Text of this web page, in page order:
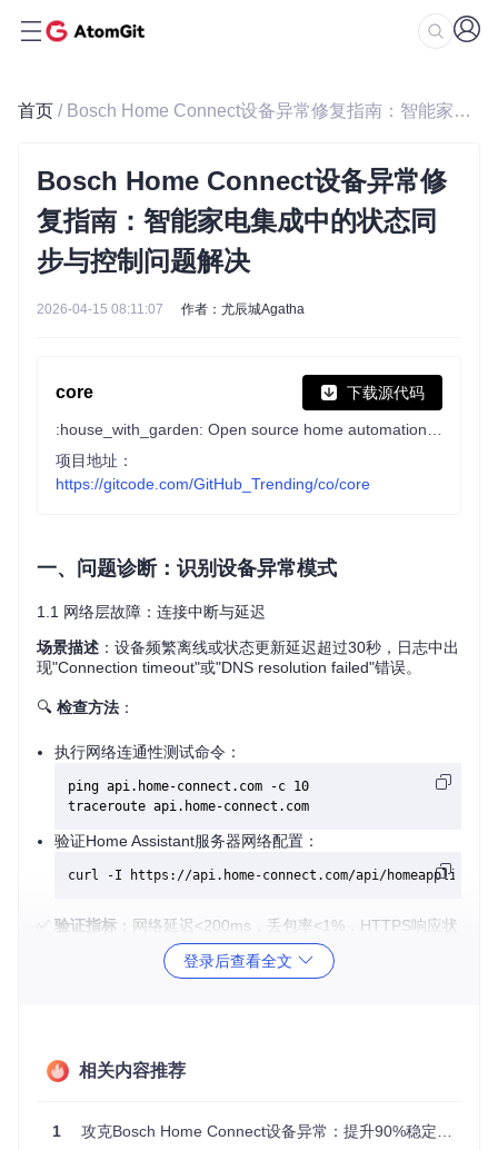
首页 / Bosch Home Connect设备异常修复指南：智能家电集成中的状态同步与控制问题解决
Bosch Home Connect设备异常修
复指南：智能家电集成中的状态同
步与控制问题解决
2026-04-15 08:11:07 作者：尤辰城Agatha
core 下载源代码
项目地址：
https://gitcode.com/GitHub_Trending/co/core
一、问题诊断：识别设备异常模式
1.1 网络层故障：连接中断与延迟
场景描述 ：设备频繁离线或状态更新延迟超过30秒，日志中出
现"Connection timeout"或"DNS resolution failed"错误。
🔍 检查方法 ：
执行网络连通性测试命令：
ping api.home-connect.com -c 10
验证Home Assistant服务器网络配置：
验证指标 ：网络延迟<200ms，丢包率<1%，HTTPS响应状
态码为401（未认证但连接正常）
1.2 协议层故障：认证失效与令牌问题
⚠️风险提示：重新授权会导致当前会话中断，建议在非使用时
⚙️操作步骤：
登录后查看全文
相关内容推荐
1 攻克Bosch Home Connect设备异常：提升90%稳定性的实战指南